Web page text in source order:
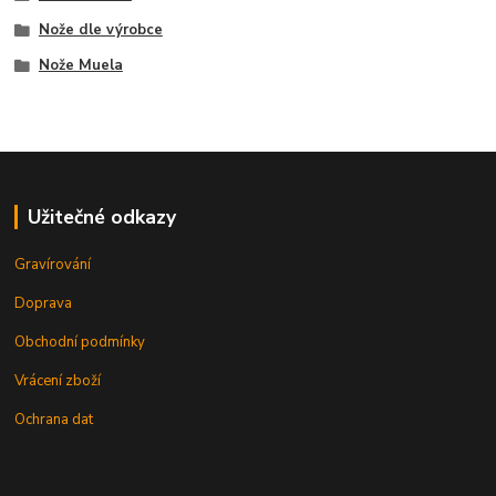
Nože dle výrobce
Nože Muela
Užitečné odkazy
Gravírování
Doprava
Obchodní podmínky
Vrácení zboží
Ochrana dat